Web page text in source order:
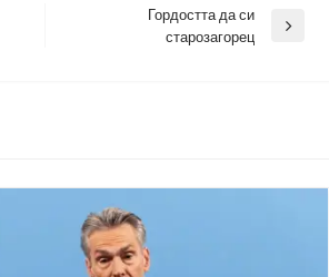
Гордостта да си
старозагорец